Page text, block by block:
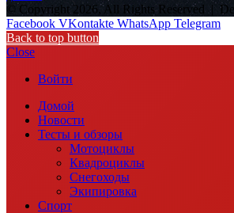
© Copyright 2026, All Rights Reserved |
Facebook VKontakte WhatsApp Telegram
Back to top button
Close
Войти
Домой
Новости
Тесты и обзоры
Мотоциклы
Квадроциклы
Снегоходы
Экипировка
Спорт